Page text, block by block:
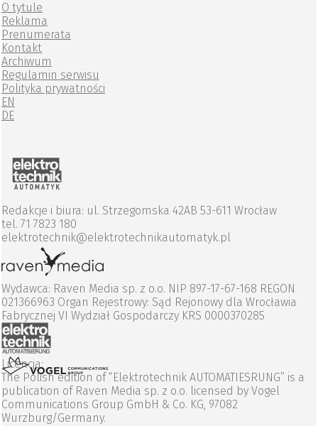
O tytule
Reklama
Prenumerata
Kontakt
Archiwum
Regulamin serwisu
Polityka prywatności
EN
DE
Redakcje i biura: ul. Strzegomska 42AB 53-611 Wrocław
tel. 71 7823 180
elektrotechnik@elektrotechnikautomatyk.pl
Wydawca: Raven Media sp. z o.o. NIP 897-17-67-168 REGON
021366963 Organ Rejestrowy: Sąd Rejonowy dla Wrocławia
Fabrycznej VI Wydział Gospodarczy KRS 0000370285
Licencja:
The Polish edition of “Elektrotechnik AUTOMATIESRUNG” is a
publication of Raven Media sp. z o.o. licensed by Vogel
Communications Group GmbH & Co. KG, 97082
Wurzburg/Germany.